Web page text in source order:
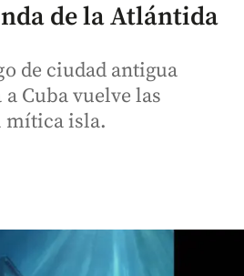
de la Atlántida
de ciudad antigua
Cuba vuelve las
mítica isla.